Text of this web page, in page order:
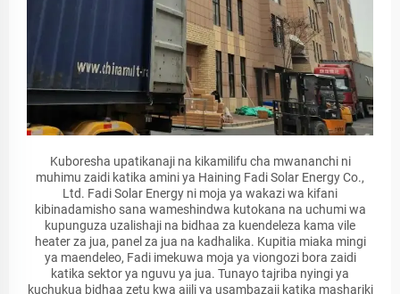
Kuboresha upatikanaji na kikamilifu cha mwananchi ni
muhimu zaidi katika amini ya Haining Fadi Solar Energy Co.,
Ltd. Fadi Solar Energy ni moja ya wakazi wa kifani
kibinadamisho sana wameshindwa kutokana na uchumi wa
kupunguza uzalishaji na bidhaa za kuendeleza kama vile
heater za jua, panel za jua na kadhalika. Kupitia miaka mingi
ya maendeleo, Fadi imekuwa moja ya viongozi bora zaidi
katika sektor ya nguvu ya jua. Tunayo tajriba nyingi ya
kuchukua bidhaa zetu kwa ajili ya usambazaji katika mashariki